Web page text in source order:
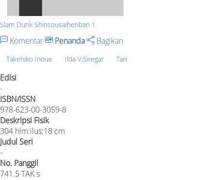
Slam Dunk Shinsousaihenban 1
Komentar Penanda Bagikan
Takehiko Inoue Ilda V.Siregar Tari
Edisi
-
ISBN/ISSN
978-623-00-3059-8
Deskripsi Fisik
304 hlm:ilus;18 cm
Judul Seri
-
No. Panggil
741.5 TAK s